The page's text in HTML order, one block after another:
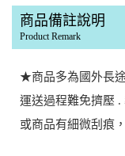
商品備註說明
Product Remark
★商品多為國外長
運送過程難免擠壓
或商品有細微刮痕